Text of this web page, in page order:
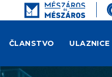
ČLANSTVO ULAZNICE